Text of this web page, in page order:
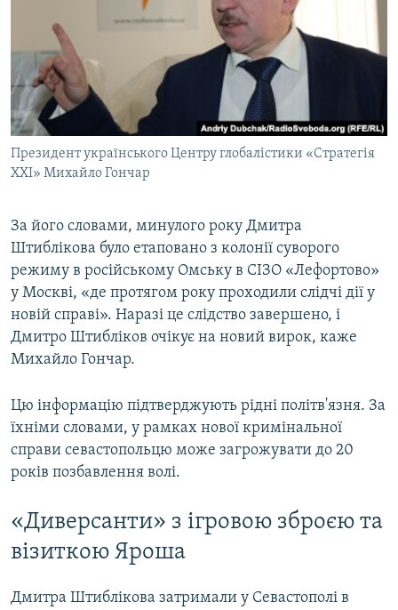
Президент українського Центру глобалістики «Стратегія
XXI» Михайло Гончар
За його словами, минулого року Дмитра
Штиблікова було етаповано з колонії суворого
режиму в російському Омську в СІЗО «Лефортово»
у Москві, «де протягом року проходили слідчі дії у
новій справі». Наразі це слідство завершено, і
Дмитро Штибліков очікує на новий вирок, каже
Михайло Гончар.
Цю інформацію підтверджують рідні політв'язня. За
їхніми словами, у рамках нової кримінальної
справи севастопольцю може загрожувати до 20
років позбавлення волі.
«Диверсанти» з ігровою зброєю та
візиткою Яроша
Дмитра Штиблікова затримали у Севастополі в